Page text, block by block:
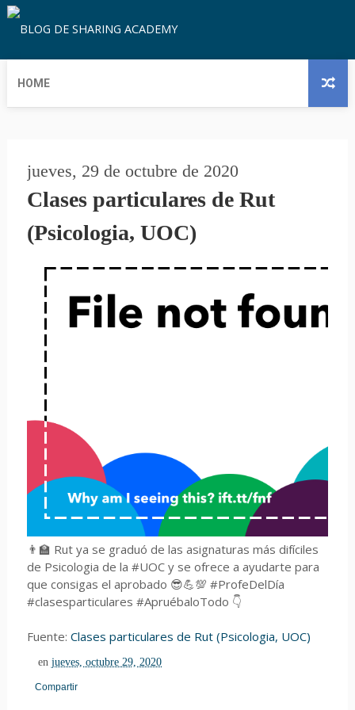
HOME
jueves, 29 de octubre de 2020
Clases particulares de Rut
(Psicologia, UOC)
👨‍🏫 Rut ya se graduó de las asignaturas más difíciles
de Psicologia de la #UOC y se ofrece a ayudarte para
que consigas el aprobado 😎💪💯 #ProfeDelDía
#clasesparticulares #ApruébaloTodo 👇
Fuente: Clases particulares de Rut (Psicologia, UOC)
enjueves, octubre 29, 2020
Compartir